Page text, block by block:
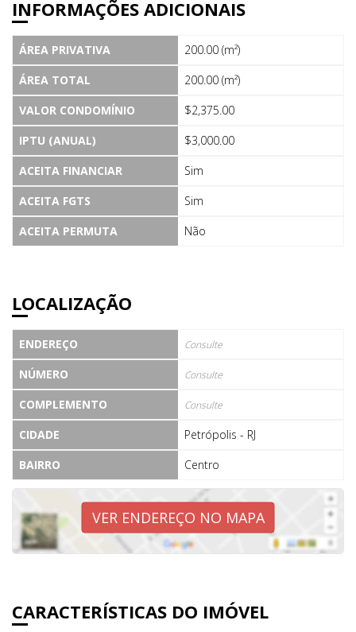
INFORMAÇÕES ADICIONAIS
ÁREA PRIVATIVA
200.00 (m²)
ÁREA TOTAL
200.00 (m²)
VALOR CONDOMÍNIO
$2,375.00
IPTU (ANUAL)
$3,000.00
ACEITA FINANCIAR
Sim
ACEITA FGTS
Sim
ACEITA PERMUTA
Não
LOCALIZAÇÃO
ENDEREÇO Consulte
NÚMERO Consulte
COMPLEMENTO Consulte
CIDADE
Petrópolis - RJ
BAIRRO
Centro
VER ENDEREÇO NO MAPA
CARACTERÍSTICAS DO IMÓVEL